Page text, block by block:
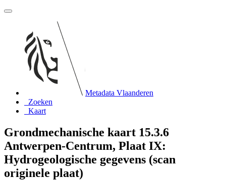
Metadata Vlaanderen
Zoeken
Kaart
Grondmechanische kaart 15.3.6
Antwerpen-Centrum, Plaat IX:
Hydrogeologische gegevens (scan
originele plaat)